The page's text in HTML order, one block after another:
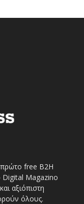
πρώτο free Β2Η
Digital Magazino
αξιόπιστη
όλους.